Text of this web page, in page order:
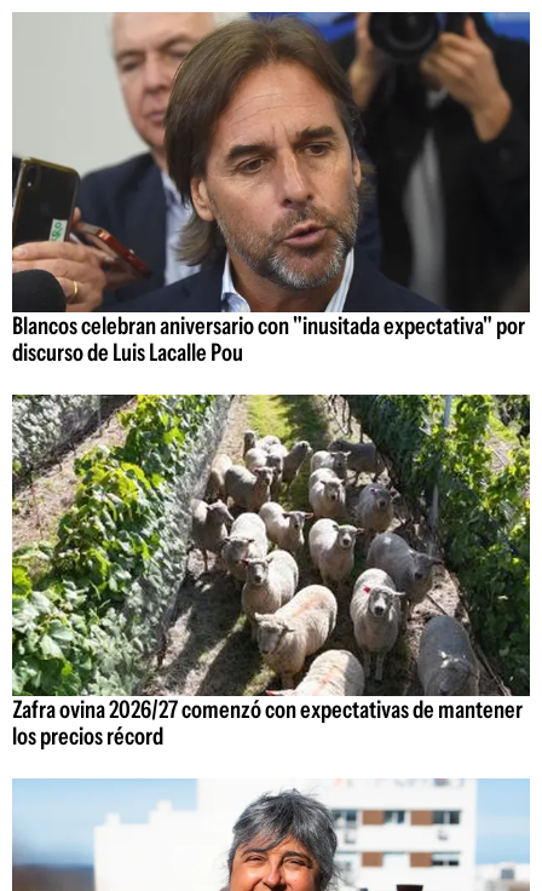
Blancos celebran aniversario con "inusitada expectativa" por
discurso de Luis Lacalle Pou
Zafra ovina 2026/27 comenzó con expectativas de mantener
los precios récord